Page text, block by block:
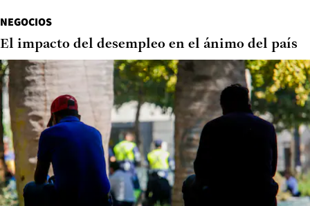
NEGOCIOS
El impacto del desempleo en el ánimo del país